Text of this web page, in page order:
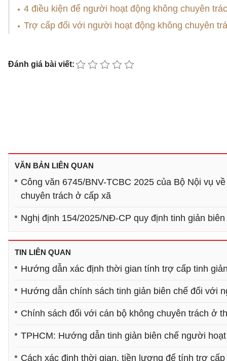
4 điều kiện để người hoạt động không chuyên
Trợ cấp đối với người hoạt động không chuyên
Đánh giá bài viết:
VĂN BẢN LIÊN QUAN
Công văn 6745/BNV-TCBC 2025 của Bộ Nội vụ
chuyên trách ở cấp xã
Nghị định 154/2025/NĐ-CP quy định tinh giản biên
TIN LIÊN QUAN
Hướng dẫn xác định thời gian tính trợ cấp tinh
Hướng dẫn chính sách tinh giản biên chế đối với
Chính sách đối với cán bộ không chuyên trách ở
TPHCM: Hướng dẫn tinh giản biên chế người
Cách xác định thời gian, tiền lương để tính trợ